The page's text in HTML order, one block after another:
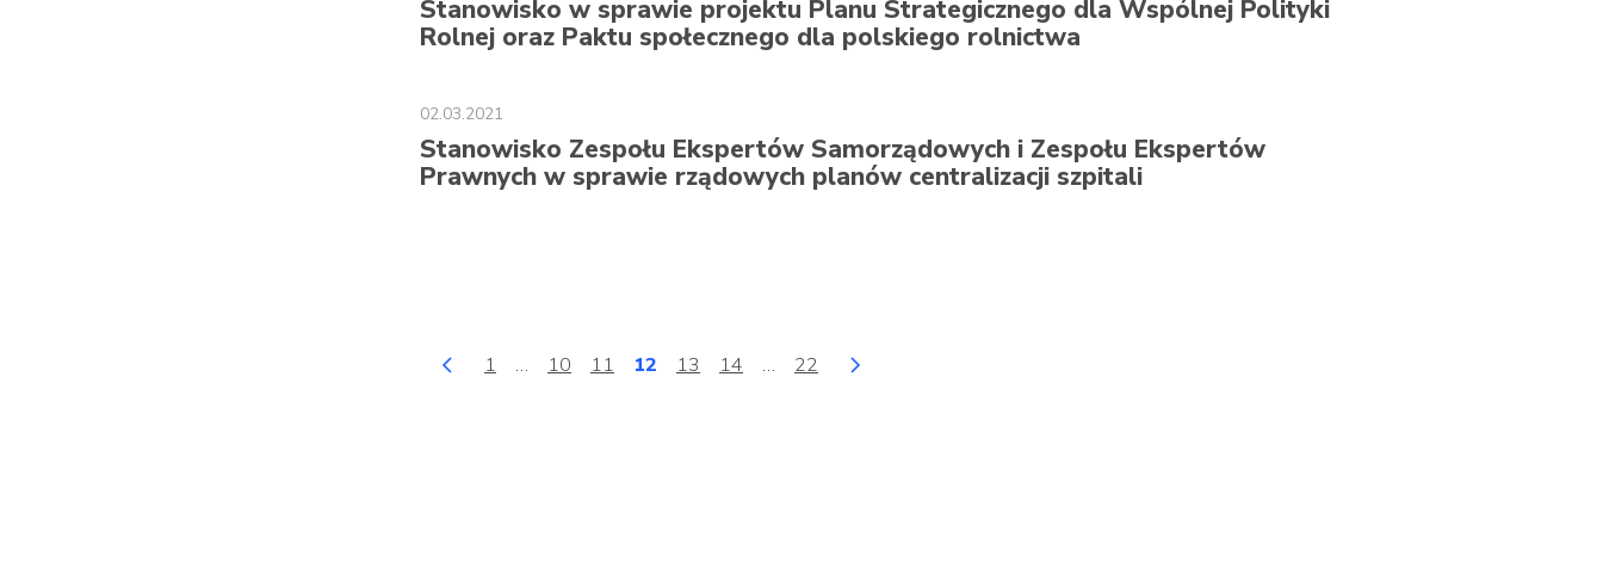
Stanowisko w sprawie projektu Planu Strategicznego dla Wspólnej Polityki
Rolnej oraz Paktu społecznego dla polskiego rolnictwa
02.03.2021
Stanowisko Zespołu Ekspertów Samorządowych i Zespołu Ekspertów
Prawnych w sprawie rządowych planów centralizacji szpitali
Poprzednia strona
Strona
1 … Strona
10 Strona
11 Strona
12 Strona
13 Strona
14 … Strona
22 Następna strona